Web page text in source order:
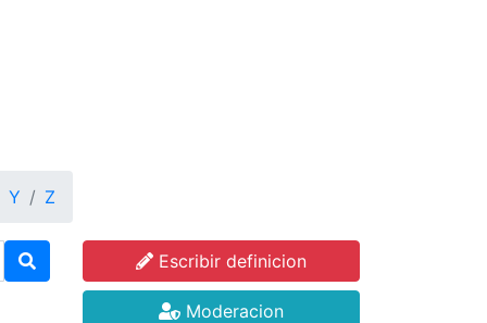
Y Z
Escribir definicion
Moderacion